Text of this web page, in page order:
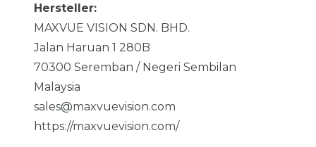
Hersteller:
MAXVUE VISION SDN. BHD.
Jalan Haruan 1 280B
70300 Seremban / Negeri Sembilan
Malaysia
sales@maxvuevision.com
https://maxvuevision.com/